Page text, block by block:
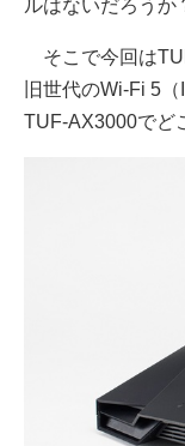
ルはないだろうか
そこで今回は
旧世代のWi-Fi 5
TUF-AX3000でど